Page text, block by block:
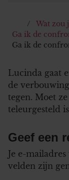
Wat zou
Ga ik de
Ga ik de
Lucinda gaat
de
tegen. Moet
teleurgesteld
Geef een
Je e-
velden zijn